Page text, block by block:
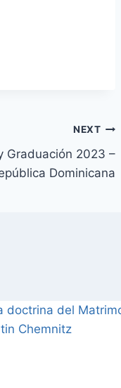
NEXT
Graduación 2023 –
Dominicana